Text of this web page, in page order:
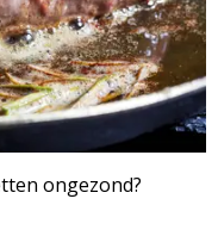
ongezond?